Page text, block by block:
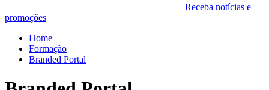
Receba notícias e
promoções
Home
Formação
Branded Portal